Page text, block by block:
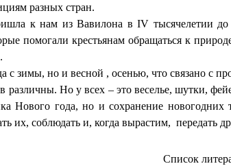
разных стран.
к нам из Вавилона в IV тысячелетии
помогали крестьянам обращаться к
с зимы, но и весной , осенью, что связано с
различны. Но у всех – это веселье, шутки,
Нового года, но и сохранение
их, соблюдать и, когда вырастим, передать
Список